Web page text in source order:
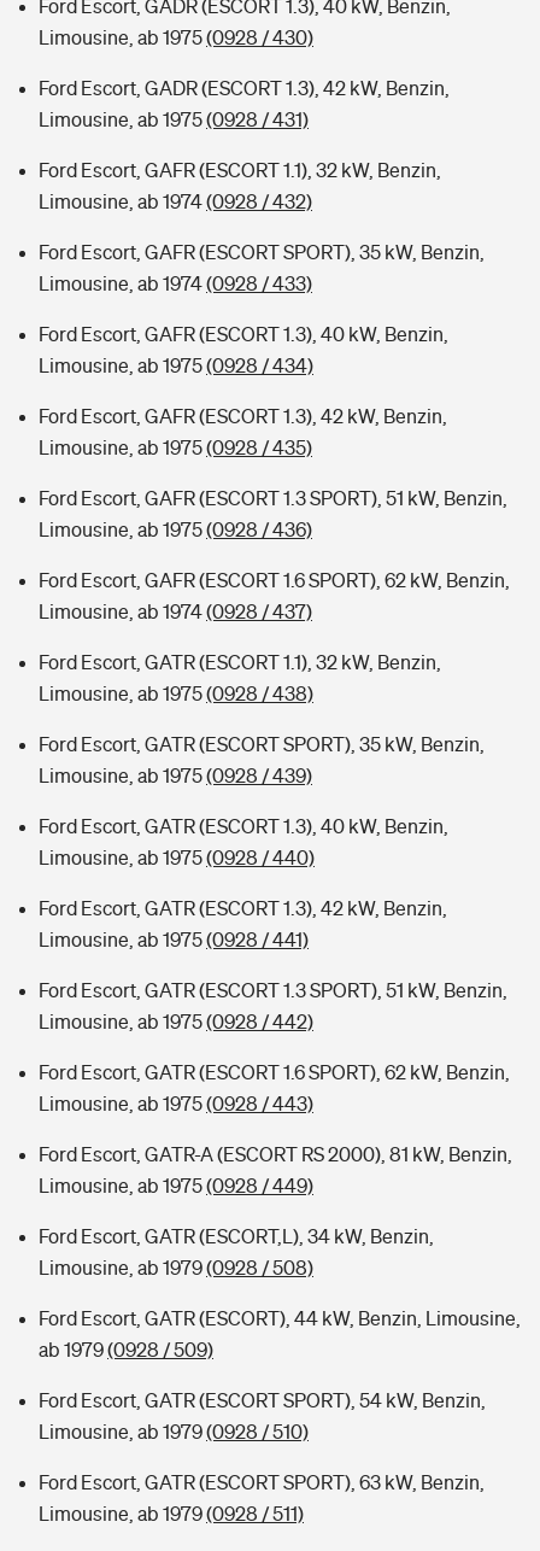
Ford Escort, GADR (ESCORT 1.3), 40 kW, Benzin,
Limousine, ab 1975(0928 / 430)
Ford Escort, GADR (ESCORT 1.3), 42 kW, Benzin,
Limousine, ab 1975(0928 / 431)
Ford Escort, GAFR (ESCORT 1.1), 32 kW, Benzin,
Limousine, ab 1974(0928 / 432)
Ford Escort, GAFR (ESCORT SPORT), 35 kW, Benzin,
Limousine, ab 1974(0928 / 433)
Ford Escort, GAFR (ESCORT 1.3), 40 kW, Benzin,
Limousine, ab 1975(0928 / 434)
Ford Escort, GAFR (ESCORT 1.3), 42 kW, Benzin,
Limousine, ab 1975(0928 / 435)
Ford Escort, GAFR (ESCORT 1.3 SPORT), 51 kW, Benzin,
Limousine, ab 1975(0928 / 436)
Ford Escort, GAFR (ESCORT 1.6 SPORT), 62 kW, Benzin,
Limousine, ab 1974(0928 / 437)
Ford Escort, GATR (ESCORT 1.1), 32 kW, Benzin,
Limousine, ab 1975(0928 / 438)
Ford Escort, GATR (ESCORT SPORT), 35 kW, Benzin,
Limousine, ab 1975(0928 / 439)
Ford Escort, GATR (ESCORT 1.3), 40 kW, Benzin,
Limousine, ab 1975(0928 / 440)
Ford Escort, GATR (ESCORT 1.3), 42 kW, Benzin,
Limousine, ab 1975(0928 / 441)
Ford Escort, GATR (ESCORT 1.3 SPORT), 51 kW, Benzin,
Limousine, ab 1975(0928 / 442)
Ford Escort, GATR (ESCORT 1.6 SPORT), 62 kW, Benzin,
Limousine, ab 1975(0928 / 443)
Ford Escort, GATR-A (ESCORT RS 2000), 81 kW, Benzin,
Limousine, ab 1975(0928 / 449)
Ford Escort, GATR (ESCORT,L), 34 kW, Benzin,
Limousine, ab 1979(0928 / 508)
Ford Escort, GATR (ESCORT), 44 kW, Benzin, Limousine,
ab 1979(0928 / 509)
Ford Escort, GATR (ESCORT SPORT), 54 kW, Benzin,
Limousine, ab 1979(0928 / 510)
Ford Escort, GATR (ESCORT SPORT), 63 kW, Benzin,
Limousine, ab 1979(0928 / 511)